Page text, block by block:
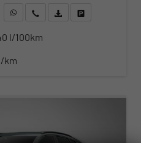
WhatsApp anfragen
Wir rufen Sie anFahrzeugexposé (PDF)
l/100km
km